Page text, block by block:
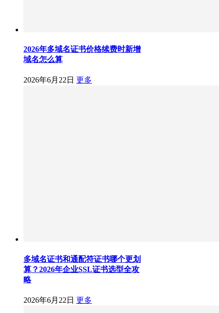
2026年多域名证书价格续费时新增
域名怎么算
2026年6月22日 更多
多域名证书和通配符证书哪个更划
算？2026年企业SSL证书选型全攻
略
2026年6月22日 更多